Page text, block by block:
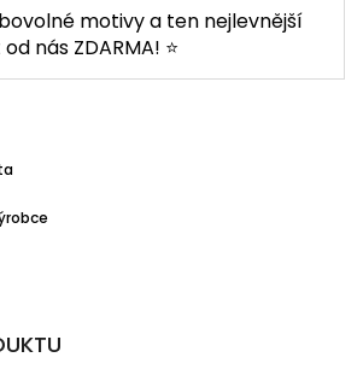
motivy a ten nejlevnější
nás ZDARMA! ⭐